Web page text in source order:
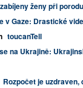
ženy při porodu
v Gaze: Drastické
toucanTell
na Ukrajině:
Rozpočet je